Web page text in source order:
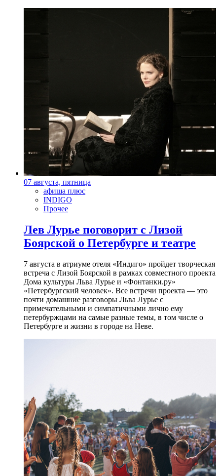
07 августа, пятница
афиша плюс
INDIGO
Прочее
Лев Лурье поговорит с Лизой
Боярской о Петербурге и театре
7 августа в атриуме отеля «Индиго» пройдет творческая
встреча с Лизой Боярской в рамках совместного проекта
Дома культуры Льва Лурье и «Фонтанки.ру»
«Петербургский человек». Все встречи проекта — это
почти домашние разговоры Льва Лурье с
примечательными и симпатичными лично ему
петербуржцами на самые разные темы, в том числе о
Петербурге и жизни в городе на Неве.